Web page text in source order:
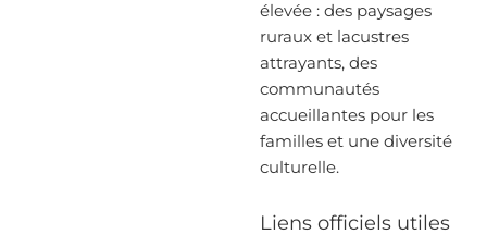
élevée : des paysages
ruraux et lacustres
attrayants, des
communautés
accueillantes pour les
familles et une diversité
culturelle.
Liens officiels utiles